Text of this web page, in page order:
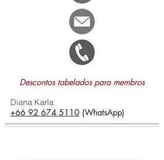
Descontos tabelados para membros
Diana Karla
+66 92 674 5110 (WhatsApp)